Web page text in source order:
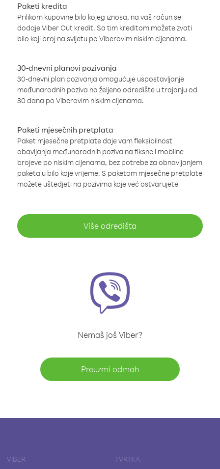
Paketi kredita
Prilikom kupovine bilo kojeg iznosa, na vaš račun se
dodaje Viber Out kredit. Sa tim kreditom možete zvati
bilo koji broj na svijetu po Viberovim niskim cijenama.
30-dnevni planovi pozivanja
30-dnevni plan pozivanja omogućuje uspostavljanje
međunarodnih poziva na željeno odredište u trajanju od
30 dana po Viberovim niskim cijenama.
Paketi mjesečnih pretplata
Paket mjesečne pretplate daje vam fleksibilnost
obavljanja međunarodnih poziva na fiksne i mobilne
brojeve po niskim cijenama, bez potrebe za obnavljanjem
paketa u bilo koje vrijeme. S paketom mjesečne pretplate
možete uštedjeti na pozivima koje već ostvarujete
Više odredišta
Nemaš još Viber?
Preuzmi odmah
VIBER TVRTKA